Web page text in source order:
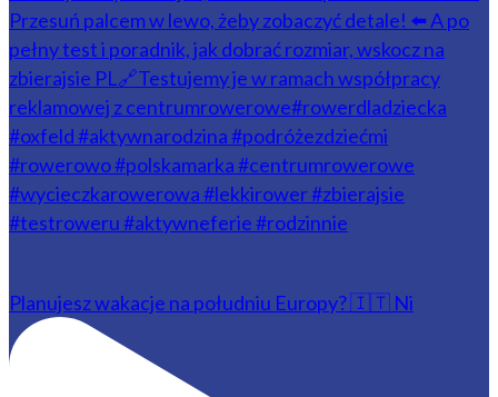
Planujesz wakacje na południu Europy? 🇮🇹 Ni